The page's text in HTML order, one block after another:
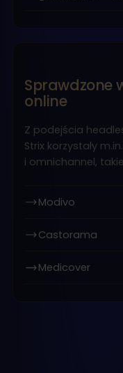
Sprawdzone
online
Z podejścia
Strix korzystały
i omnichannel,
Modivo
Castorama
Medicover